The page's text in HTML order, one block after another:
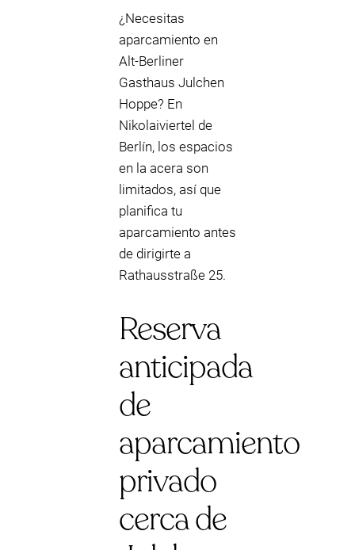
¿Necesitas
aparcamiento en
Alt-Berliner
Gasthaus Julchen
Hoppe? En
Nikolaiviertel de
Berlín, los espacios
en la acera son
limitados, así que
planifica tu
aparcamiento antes
de dirigirte a
Rathausstraße 25.
Reserva
anticipada
de
aparcamiento
privado
cerca de